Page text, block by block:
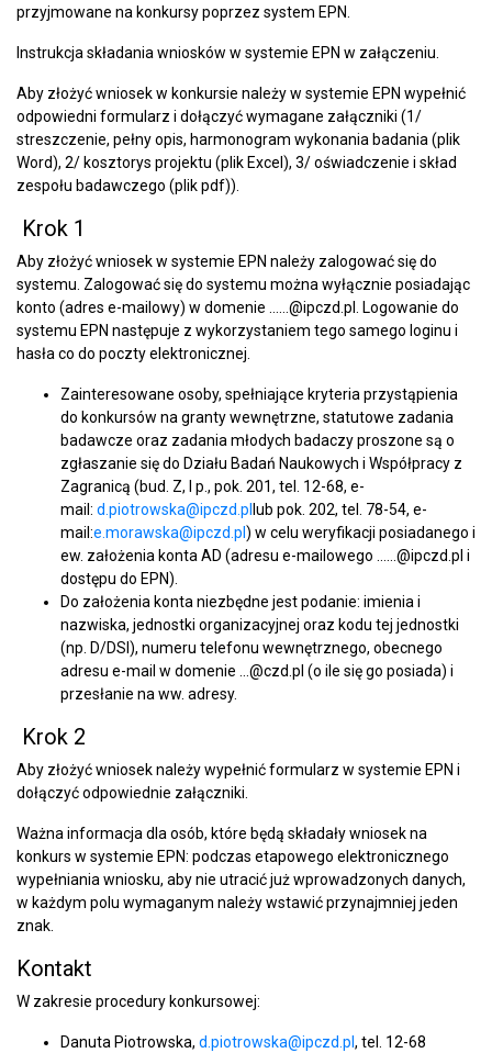
przyjmowane na konkursy poprzez system EPN.
Instrukcja składania wniosków w systemie EPN w załączeniu.
Aby złożyć wniosek w konkursie należy w systemie EPN wypełnić
odpowiedni formularz i dołączyć wymagane załączniki (1/
streszczenie, pełny opis, harmonogram wykonania badania (plik
Word), 2/ kosztorys projektu (plik Excel), 3/ oświadczenie i skład
zespołu badawczego (plik pdf)).
Krok 1
Aby złożyć wniosek w systemie EPN należy zalogować się do
systemu. Zalogować się do systemu można wyłącznie posiadając
konto (adres e-mailowy) w domenie ……@ipczd.pl. Logowanie do
systemu EPN następuje z wykorzystaniem tego samego loginu i
hasła co do poczty elektronicznej.
Zainteresowane osoby, spełniające kryteria przystąpienia
do konkursów na granty wewnętrzne, statutowe zadania
badawcze oraz zadania młodych badaczy proszone są o
zgłaszanie się do Działu Badań Naukowych i Współpracy z
Zagranicą (bud. Z, I p., pok. 201, tel. 12-68, e-
mail: d.piotrowska@ipczd.pl lub pok. 202, tel. 78-54, e-
mail:e.morawska@ipczd.pl ) w celu weryfikacji posiadanego i
ew. założenia konta AD (adresu e-mailowego ……@ipczd.pl i
dostępu do EPN).
Do założenia konta niezbędne jest podanie: imienia i
nazwiska, jednostki organizacyjnej oraz kodu tej jednostki
(np. D/DSI), numeru telefonu wewnętrznego, obecnego
adresu e-mail w domenie …@czd.pl (o ile się go posiada) i
przesłanie na ww. adresy.
Krok 2
Aby złożyć wniosek należy wypełnić formularz w systemie EPN i
dołączyć odpowiednie załączniki.
Ważna informacja dla osób, które będą składały wniosek na
konkurs w systemie EPN: podczas etapowego elektronicznego
wypełniania wniosku, aby nie utracić już wprowadzonych danych,
w każdym polu wymaganym należy wstawić przynajmniej jeden
znak.
Kontakt
W zakresie procedury konkursowej:
Danuta Piotrowska, d.piotrowska@ipczd.pl , tel. 12-68